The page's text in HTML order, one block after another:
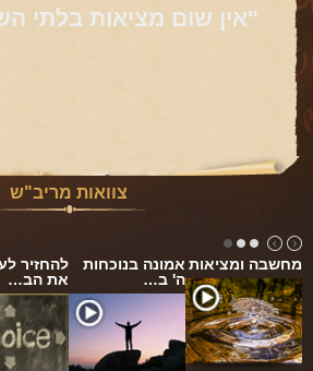
גבורה
נצח
הוד
יסוד
"אין שום מציאות בלתי
צוואות מריב"ש
להחזיר
את הב…
אמונה בנוכחות
ה' ב…
מחשבה ומציאות